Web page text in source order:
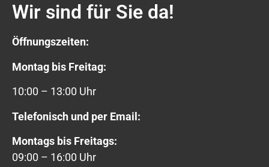
Wir sind für Sie da!
Öffnungszeiten:
Montag bis Freitag:
10:00 – 13:00 Uhr
Telefonisch und per Email:
Montags bis Freitags:
09:00 – 16:00 Uhr